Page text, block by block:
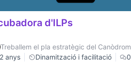
d'ILPs
Treballem el pla estratègic del Canòdrom
2 anys
Dinamització i facilitació 0